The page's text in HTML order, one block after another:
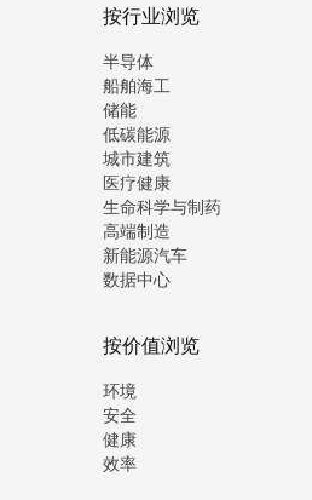
按行业浏览
半导体
船舶海工
储能
低碳能源
城市建筑
医疗健康
生命科学与制药
高端制造
新能源汽车
数据中心
按价值浏览
环境
安全
健康
效率